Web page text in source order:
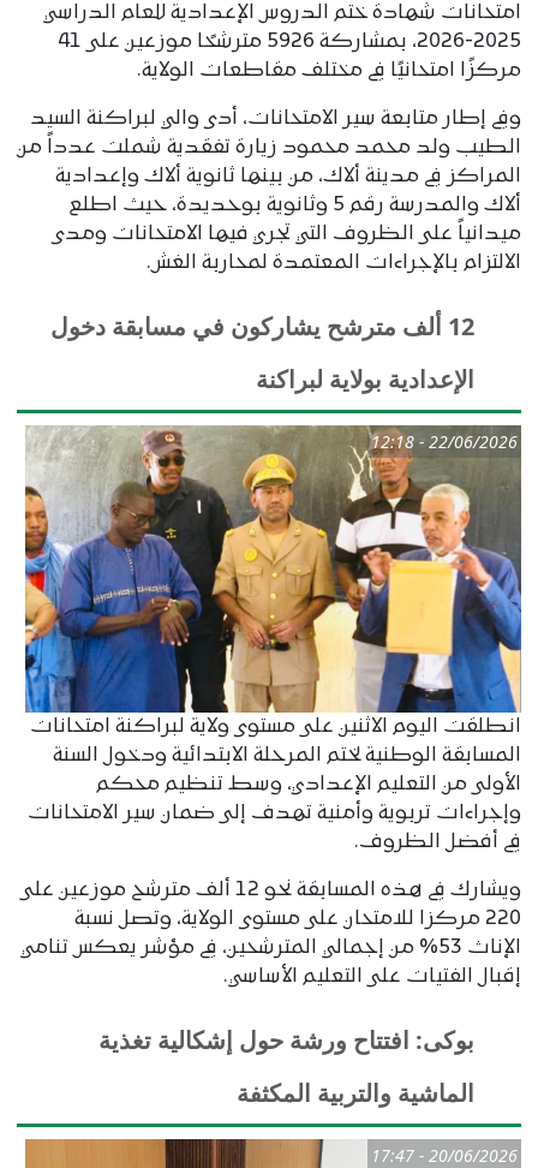
امتحانات شهادة ختم الدروس الإعدادية للعام الدراسي
2025-2026، بمشاركة 5926 مترشحًا موزعين على 41
مركزًا امتحانيًا في مختلف مقاطعات الولاية.
وفي إطار متابعة سير الامتحانات، أدى والي لبراكنة السيد
الطيب ولد محمد محمود زيارة تفقدية شملت عدداً من
المراكز في مدينة ألاك، من بينها ثانوية ألاك وإعدادية
ألاك والمدرسة رقم 5 وثانوية بوحديدة، حيث اطلع
ميدانياً على الظروف التي تجري فيها الامتحانات ومدى
الالتزام بالإجراءات المعتمدة لمحاربة الغش.
12 ألف مترشح يشاركون في مسابقة دخول
الإعدادية بولاية لبراكنة
22/06/2026 - 12:18
انطلقت اليوم الاثنين على مستوى ولاية لبراكنة امتحانات
المسابقة الوطنية لختم المرحلة الابتدائية ودخول السنة
الأولى من التعليم الإعدادي، وسط تنظيم محكم
وإجراءات تربوية وأمنية تهدف إلى ضمان سير الامتحانات
في أفضل الظروف.
ويشارك في هذه المسابقة نحو 12 ألف مترشح موزعين على
220 مركزا للامتحان على مستوى الولاية، وتصل نسبة
الإناث 53% من إجمالي المترشحين، في مؤشر يعكس تنامي
إقبال الفتيات على التعليم الأساسي.
بوكى: افتتاح ورشة حول إشكالية تغذية
الماشية والتربية المكثفة
20/06/2026 - 17:47